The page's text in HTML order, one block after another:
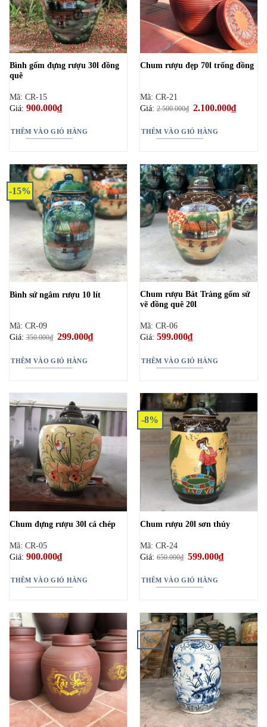
Các
tùy
chọn
thể
được
trên
trang
phẩm
Bình gốm đựng rượu 30l đồng
quê
Mã: CR-15
Giá: 900.000₫
THÊM VÀO GIỎ HÀNG
Chum rượu đẹp 70l trống đồng
Mã: CR-21
Giá:2.500.000₫ Giá
2.500.000₫.
2.100.000₫Giá
hiện
THÊM VÀO GIỎ HÀNG
-15%
Bình sứ ngâm rượu 10 lít
Mã: CR-09
Giá:350.000₫ Giá
350.000₫.
299.000₫Giá
hiện
THÊM VÀO GIỎ HÀNG
Chum rượu Bát Tràng gốm sứ
vẽ đồng quê 20l
Mã: CR-06
Giá: 599.000₫
THÊM VÀO GIỎ HÀNG
Chum đựng rượu 30l cá chép
Mã: CR-05
Giá: 900.000₫
THÊM VÀO GIỎ HÀNG
-8%
Chum rượu 20l sơn thủy
Mã: CR-24
Giá:650.000₫ Giá
650.000₫.
599.000₫Giá
hiện
THÊM VÀO GIỎ HÀNG
New